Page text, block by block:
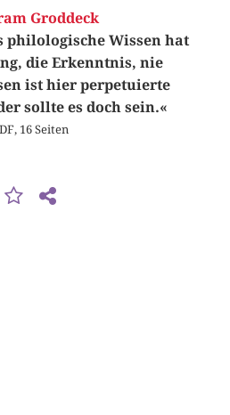
Groddeck
philologische Wissen hat
die Erkenntnis, nie
ist hier perpetuierte
sollte es doch sein.«
16 Seiten